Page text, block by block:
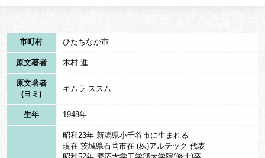
市町村 ひたちなか市
原文著者 木村 進
原文著者
(ヨミ)
キムラ ススム
生年 1948年
昭和23年 新潟県小千谷市に生まれる
現在 茨城県石岡市在 (株)アルテック 代表